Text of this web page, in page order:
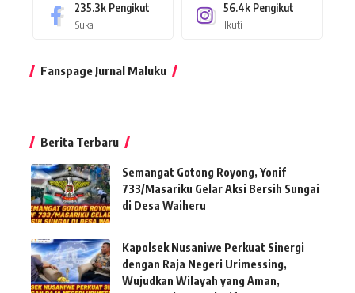
235.3k Pengikut
Suka
56.4k Pengikut
Ikuti
Fanspage Jurnal Maluku
Berita Terbaru
Semangat Gotong Royong, Yonif
733/Masariku Gelar Aksi Bersih Sungai
di Desa Waiheru
Kapolsek Nusaniwe Perkuat Sinergi
dengan Raja Negeri Urimessing,
Wujudkan Wilayah yang Aman,